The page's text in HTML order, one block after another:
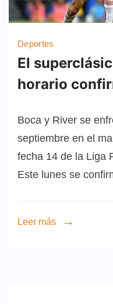
Deportes
El
horario
Boca y River se
septiembre en el
fecha 14 de la Liga
Este lunes se
Leer más